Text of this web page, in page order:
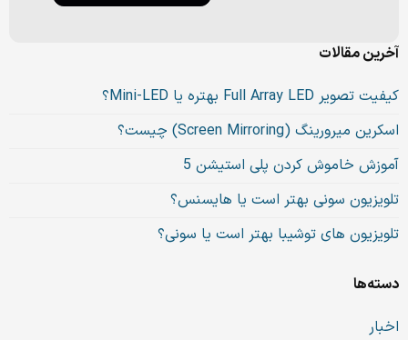
آخرین مقالات
کیفیت تصویر Full Array LED بهتره یا Mini-LED؟
اسکرین میرورینگ (Screen Mirroring) چیست؟
آموزش خاموش کردن پلی استیشن 5
تلویزیون سونی بهتر است یا هایسنس؟
تلویزیون های توشیبا بهتر است یا سونی؟
دسته‌ها
اخبار